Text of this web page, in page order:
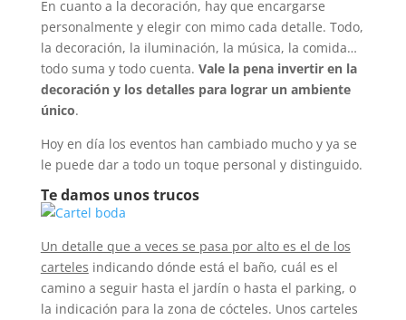
En cuanto a la decoración, hay que encargarse
personalmente y elegir con mimo cada detalle. Todo,
la decoración, la iluminación, la música, la comida…
todo suma y todo cuenta. Vale la pena invertir en la
decoración y los detalles para lograr un ambiente
único.
Hoy en día los eventos han cambiado mucho y ya se
le puede dar a todo un toque personal y distinguido.
Te damos unos trucos
Un detalle que a veces se pasa por alto es el de los
carteles indicando dónde está el baño, cuál es el
camino a seguir hasta el jardín o hasta el parking, o
la indicación para la zona de cócteles. Unos carteles